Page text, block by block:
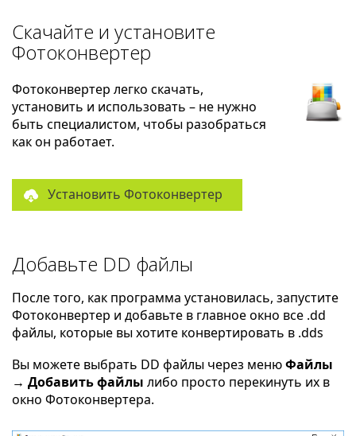
Скачайте и установите
Фотоконвертер
Фотоконвертер легко скачать,
установить и использовать – не нужно
быть специалистом, чтобы разобраться
как он работает.
Установить Фотоконвертер
Добавьте DD файлы
После того, как программа установилась, запустите
Фотоконвертер и добавьте в главное окно все .dd
файлы, которые вы хотите конвертировать в .dds
Вы можете выбрать DD файлы через менюФайлы
→ Добавить файлы либо просто перекинуть их в
окно Фотоконвертера.